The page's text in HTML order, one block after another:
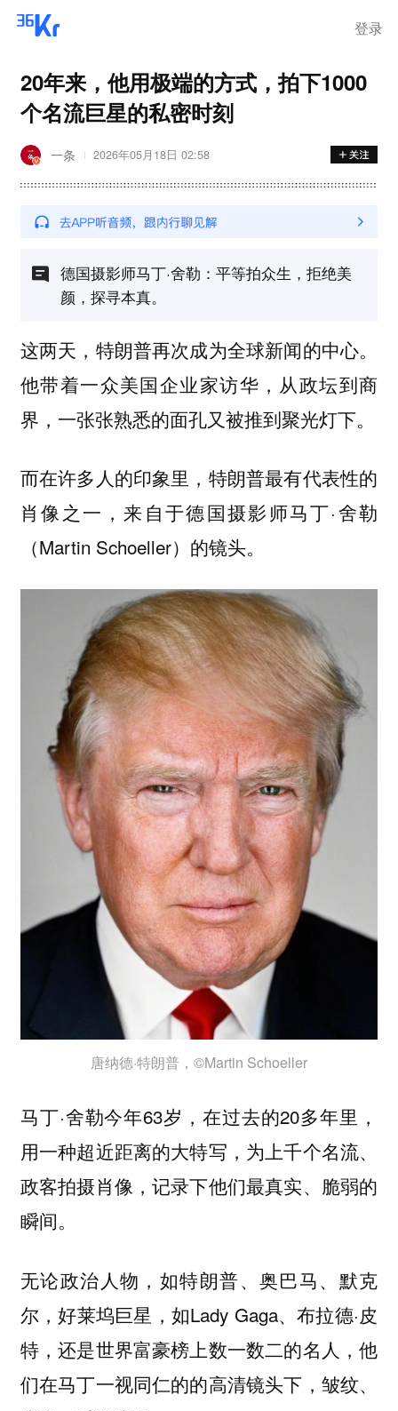
登录
20年来，他用极端的方式，拍下1000
个名流巨星的私密时刻
一条 2026年05月18日 02:58
德国摄影师马丁·舍勒：平等拍众生，拒绝美
颜，探寻本真。
这两天，特朗普再次成为全球新闻的中心。
他带着一众美国企业家访华，从政坛到商
界，一张张熟悉的面孔又被推到聚光灯下。
而在许多人的印象里，特朗普最有代表性的
肖像之一，来自于德国摄影师马丁·舍勒
（Martin Schoeller）的镜头。
唐纳德·特朗普，©Martin Schoeller
马丁·舍勒今年63岁，在过去的20多年里，
用一种超近距离的大特写，为上千个名流、
政客拍摄肖像，记录下他们最真实、脆弱的
瞬间。
无论政治人物，如特朗普、奥巴马、默克
尔，好莱坞巨星，如Lady Gaga、布拉德·皮
特，还是世界富豪榜上数一数二的名人，他
们在马丁一视同仁的的高清镜头下，皱纹、